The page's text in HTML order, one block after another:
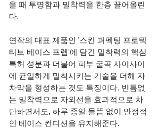
을 때 투명함과 밀착력을 한층 끌어올린
다.
연작의 대표 제품인 '스킨 퍼펙팅 프로텍
티브 베이스 프렙'에 담긴 밀착력의 핵심
특허 성분과 더불어 피부 굴곡 사이사이
에 균일하게 밀착시키는 기술을 더해 자
차막을 형성하는 것도 특징이다. 빈틈없
는 밀착력으로 자외선을 효과적으로 차
단하면서도, 하루 종일 들뜸 없이 안정적
인 베이스 컨디션을 유지해준다.